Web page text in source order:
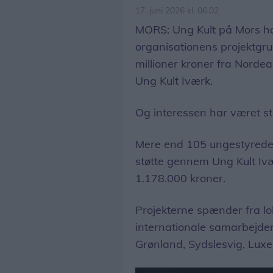
17. juni 2026 kl. 06.02
MORS: Ung Kult på Mors
organisationens
millioner kroner fra
Ung Kult Iværk.
Og interessen har været
Mere end 105
støtte gennem Ung Kult
1.178.000 kroner.
Projekterne spænder fra
internationale
Grønland, Sydslesvig,